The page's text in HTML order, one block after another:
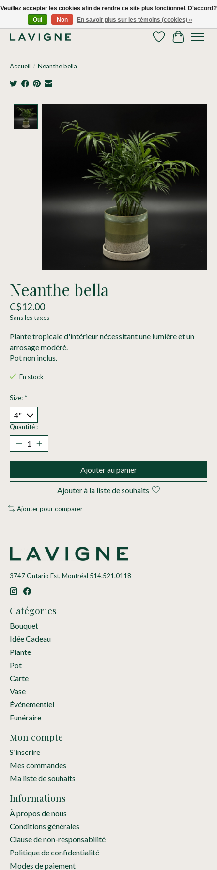
Nous livrons tous les jours dans le Grand Montréal! 514.521.0118
Liste de souhaits
Panier
Accueil / Neanthe bella
Neanthe bella
C$12.00
Sans les taxes
Plante tropicale d'intérieur nécessitant une lumière et un
arrosage modéré.
Pot non inclus.
En stock
Size: *
Quantité :
Ajouter au panier
Ajouter à la liste de souhaits
Ajouter pour comparer
3747 Ontario Est, Montréal 514.521.0118
Catégories
Bouquet
Idée Cadeau
Plante
Pot
Carte
Vase
Événementiel
Funéraire
Mon compte
S'inscrire
Mes commandes
Ma liste de souhaits
Informations
À propos de nous
Conditions générales
Clause de non-responsabilité
Politique de confidentialité
Modes de paiement
Veuillez accepter les cookies afin de rendre ce site plus fonctionnel. D'accord?
Oui
Non En savoir plus sur les témoins (cookies) »